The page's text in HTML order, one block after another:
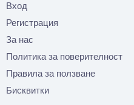
Вход
Регистрация
За нас
Политика за поверителност
Правила за ползване
Бисквитки